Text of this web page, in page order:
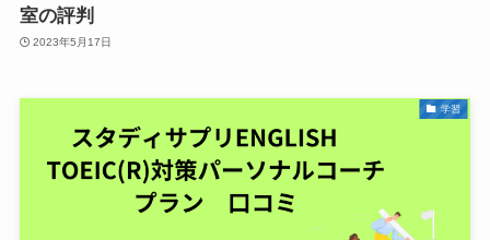
室の評判
2023年5月17日
学習